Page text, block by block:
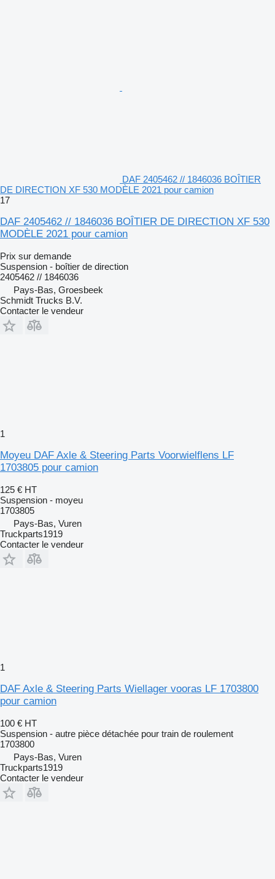
DAF 2405462 // 1846036 BOÎTIER
DE DIRECTION XF 530 MODÈLE 2021 pour camion
17
DAF 2405462 // 1846036 BOÎTIER DE DIRECTION XF 530
MODÈLE 2021 pour camion
Prix sur demande
Suspension - boîtier de direction
2405462 // 1846036
Pays-Bas, Groesbeek
Schmidt Trucks B.V.
Contacter le vendeur
1
Moyeu DAF Axle & Steering Parts Voorwielflens LF
1703805 pour camion
125 € HT
Suspension - moyeu
1703805
Pays-Bas, Vuren
Truckparts1919
Contacter le vendeur
1
DAF Axle & Steering Parts Wiellager vooras LF 1703800
pour camion
100 € HT
Suspension - autre pièce détachée pour train de roulement
1703800
Pays-Bas, Vuren
Truckparts1919
Contacter le vendeur